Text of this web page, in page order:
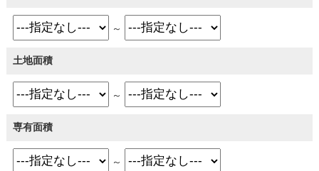
～
土地面積
～
専有面積
～